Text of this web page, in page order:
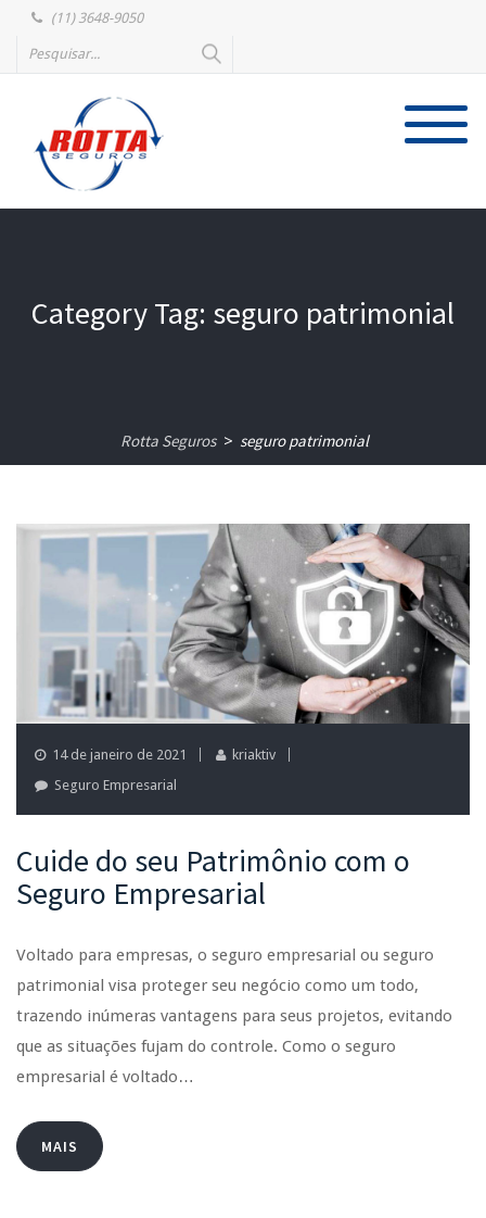
(11) 3648-9050
Category Tag: seguro patrimonial
Rotta Seguros > seguro patrimonial
14 de janeiro de 2021
kriaktiv
Seguro Empresarial
Cuide do seu Patrimônio com o
Seguro Empresarial
Voltado para empresas, o seguro empresarial ou seguro
patrimonial visa proteger seu negócio como um todo,
trazendo inúmeras vantagens para seus projetos, evitando
que as situações fujam do controle. Como o seguro
empresarial é voltado…
MAIS